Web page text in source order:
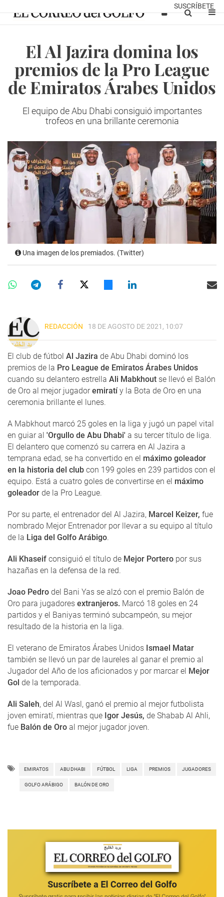
SUSCRÍBETE
El Al Jazira domina los
premios de la Pro League
de Emiratos Árabes Unidos
El equipo de Abu Dhabi consiguió importantes
trofeos en una brillante ceremonia
Una imagen de los premiados. (Twitter)
REDACCIÓN 18 DE AGOSTO DE 2021, 10:07
El club de fútbol Al Jazira de Abu Dhabi dominó los
premios de la Pro League de Emiratos Árabes Unidos
cuando su delantero estrella Ali Mabkhout se llevó el Balón
de Oro al mejor jugadoremiratíy la Bota de Oro en una
ceremonia brillante el lunes.
A Mabkhout marcó 25 goles en la liga y jugó un papel vital
en guiar al 'Orgullo de Abu Dhabi' a su tercer título de liga.
El delantero que comenzó su carrera en Al Jazira a
temprana edad, se ha convertido en el máximo goleador
en la historia del club con 199 goles en 239 partidos con el
equipo. Está a cuatro goles de convertirse en el máximo
goleador de la Pro League.
Por su parte, el entrenador del Al Jazira, Marcel Keizer, fue
nombrado Mejor Entrenador por llevar a su equipo al título
de la Liga del Golfo Arábigo.
Ali Khaseif consiguió el título de Mejor Portero por sus
hazañas en la defensa de la red.
Joao Pedro del Bani Yas se alzó con el premio Balón de
Oro para jugadores extranjeros. Marcó 18 goles en 24
partidos y el Baniyas terminó subcampeón, su mejor
resultado de la historia en la liga.
El veterano de Emiratos Árabes Unidos Ismael Matar
también se llevó un par de laureles al ganar el premio al
Jugador del Año de los aficionados y por marcar el Mejor
Gol de la temporada.
Ali Saleh, del Al Wasl, ganó el premio al mejor futbolista
joven emiratí, mientras que Igor Jesús, de Shabab Al Ahli,
fue Balón de Oro al mejor jugador joven.
EMIRATOS ABU DHABI FÚTBOL LIGA PREMIOS JUGADORES
GOLFO ARÁBIGO BALÓN DE ORO